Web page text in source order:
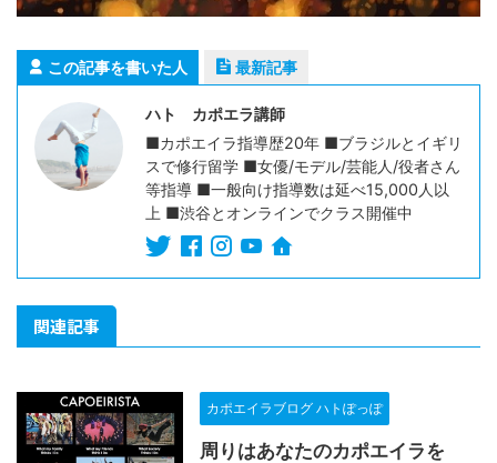
この記事を書いた人 最新記事
ハト カポエラ講師
■カポエイラ指導歴20年 ■ブラジルとイギリ
スで修行留学 ■女優/モデル/芸能人/役者さん
等指導 ■一般向け指導数は延べ15,000人以
上 ■渋谷とオンラインでクラス開催中
関連記事
カポエイラブログ ハトぽっぽ
周りはあなたのカポエイラを